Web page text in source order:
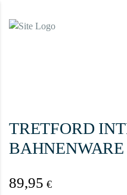
TRETFORD
BAHNENWARE
89,95 €